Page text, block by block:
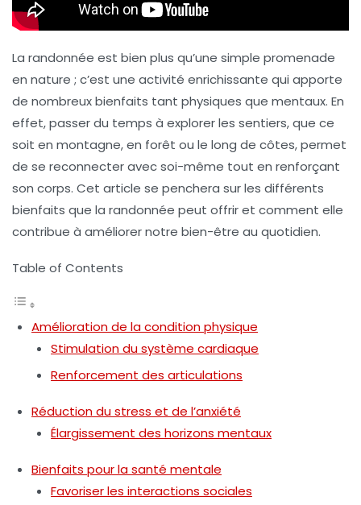
La randonnée est bien plus qu’une simple promenade
en nature ; c’est une activité enrichissante qui apporte
de nombreux bienfaits tant physiques que mentaux. En
effet, passer du temps à explorer les sentiers, que ce
soit en montagne, en forêt ou le long de côtes, permet
de se reconnecter avec soi-même tout en renforçant
son corps. Cet article se penchera sur les différents
bienfaits que la randonnée peut offrir et comment elle
contribue à améliorer notre bien-être au quotidien.
Table of Contents
Amélioration de la condition physique
Stimulation du système cardiaque
Renforcement des articulations
Réduction du stress et de l’anxiété
Élargissement des horizons mentaux
Bienfaits pour la santé mentale
Favoriser les interactions sociales